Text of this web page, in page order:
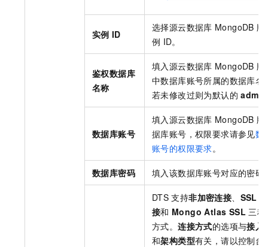
实例 ID
选择源云数据库 MongoDB 版
例 ID。
鉴权数据库
名称
填入源云数据库 MongoDB 版
中数据库账号所属的数据库名
若未修改过则为默认的 admin
数据库账号
填入源云数据库 MongoDB 版
据库账号，权限要求请参见数
账号的权限要求。
数据库密码 填入该数据库账号对应的密码
DTS 支持非加密连接 SSL
接和 Mongo Atlas SSL 三
方式。连接方式的选项与接入
和架构类型有关，请以控制台